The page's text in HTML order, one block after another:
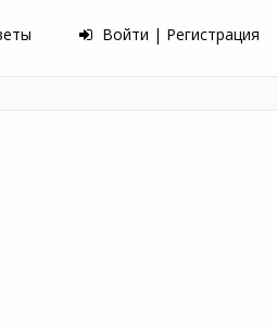
Войти | Регистрация